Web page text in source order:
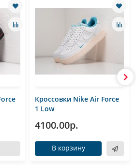
Кроссовки Nike Air Force
1 Low
4100.00р.
В корзину